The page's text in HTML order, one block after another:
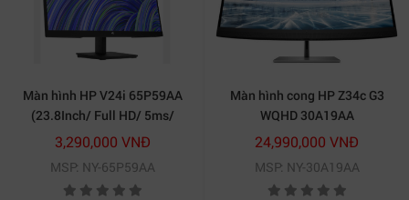
Màn hình HP V24i 65P59AA
(23.8Inch/ Full HD/ 5ms/
75HZ/ 250cd/m2/ IPS)
3,290,000 VNĐ
MSP: NY-65P59AA
Màn hình cong HP Z34c G3
WQHD 30A19AA
24,990,000 VNĐ
MSP: NY-30A19AA